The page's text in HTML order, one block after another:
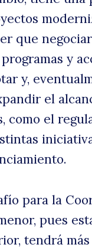
que
y
y,
el
como el
para la
pues
tendrá